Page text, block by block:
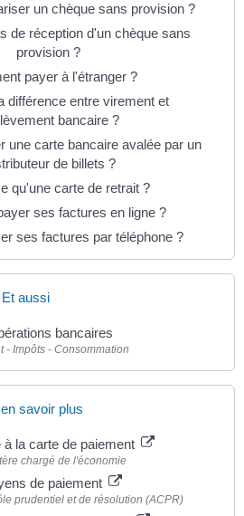
un chèque sans provision ?
de réception d'un chèque sans
provision ?
payer à l'étranger ?
différence entre virement et
bancaire ?
une carte bancaire avalée par un
de billets ?
qu'une carte de retrait ?
ses factures en ligne ?
ses factures par téléphone ?
Et aussi
bancaires
- Impôts - Consommation
savoir plus
à la carte de paiement
chargé de l'économie
de paiement
prudentiel et de résolution (ACPR)